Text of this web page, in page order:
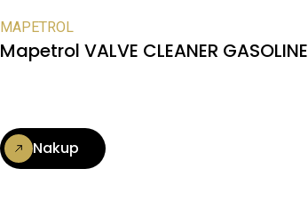
MAPETROL
Mapetrol VALVE CLEANER GASOLINE
Nakup